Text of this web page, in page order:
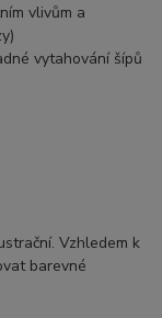
vlivům a
vytahování šípů
Vzhledem k
barevné